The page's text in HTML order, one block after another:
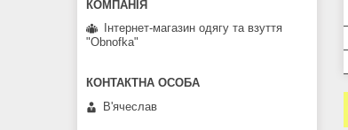
Інтернет-магазин одягу та взуття
"Obnofka"
В'ячеслав